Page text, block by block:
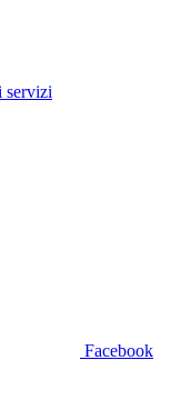
servizi
Facebook